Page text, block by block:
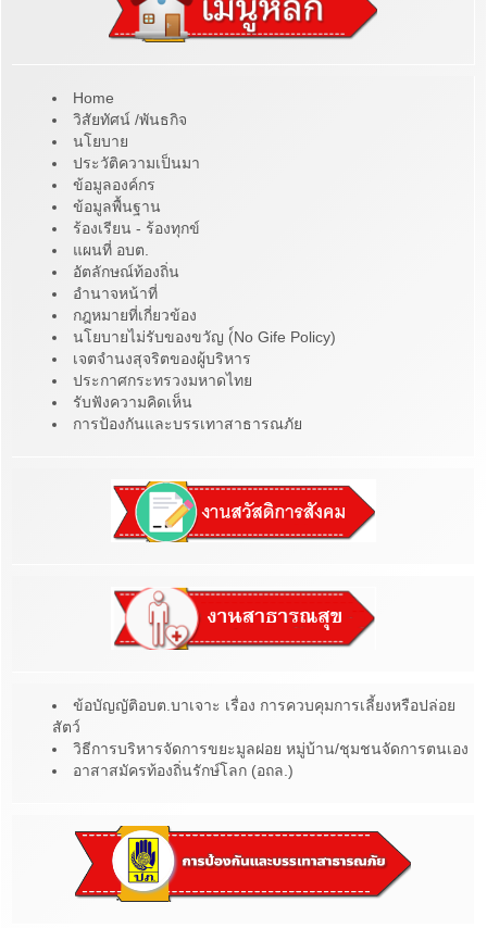
Home
วิสัยทัศน์ /พันธกิจ
นโยบาย
ประวัติความเป็นมา
ข้อมูลองค์กร
ข้อมูลพื้นฐาน
ร้องเรียน - ร้องทุกข์
แผนที่ อบต.
อัตลักษณ์ท้องถิ่น
อำนาจหน้าที่
กฎหมายที่เกี่ยวข้อง
นโยบายไม่รับของขวัญ (์No Gife Policy)
เจตจำนงสุจริตของผู้บริหาร
ประกาศกระทรวงมหาดไทย
รับฟังความคิดเห็น
การป้องกันและบรรเทาสาธารณภัย
ข้อบัญญัติอบต.บาเจาะ เรื่อง การควบคุมการเลี้ยงหรือปล่อย
สัตว์
วิธีการบริหารจัดการขยะมูลฝอย หมู่บ้าน/ชุมชนจัดการตนเอง
อาสาสมัครท้องถิ่นรักษ์โลก (อถล.)